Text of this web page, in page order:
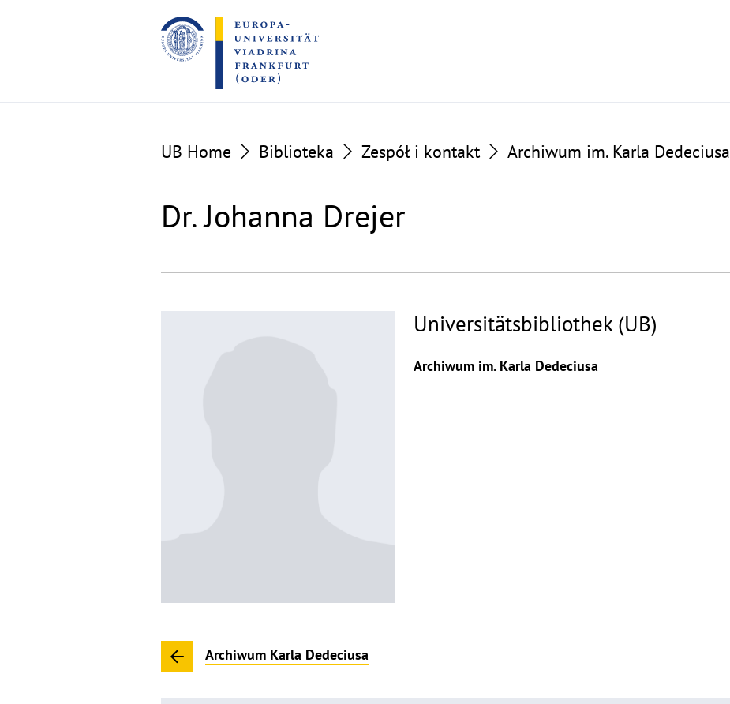
to
the
content
to
the
footer
UB Home Biblioteka Zespół i kontakt Archiwum im. Karla Dedeciusa
Dr. Johanna Drejer
Universitätsbibliothek (UB)
Archiwum im. Karla Dedeciusa
Archiwum Karla Dedeciusa